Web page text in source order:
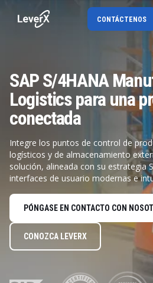
Migración a SAP S/4HANA
RISE with SAP
SAP Ariba
Cadena de Suministro Digital
CONTÁCTENOS
SAP S/4HANA
Logistics para una
conectada
Integre los puntos de control de
logísticos y de almacenamiento
solución, alineada con su estrategia
interfaces de usuario modernas e
PÓNGASE EN CONTACTO CON
CONOZCA LEVERX